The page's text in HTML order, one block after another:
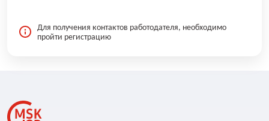
Для получения контактов работодателя, необходимо
пройти регистрацию